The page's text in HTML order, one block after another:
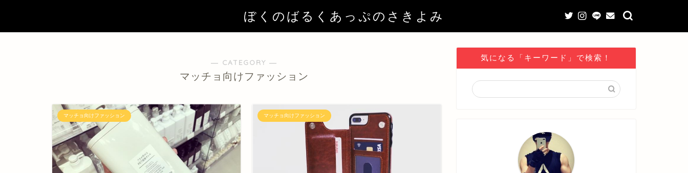
ぼくのばるくあっぷのさきよみ
― CATEGORY ―
マッチョ向けファッション
マッチョ向けファッション マッチョ向けファッション
気になる「キーワード」で検索！